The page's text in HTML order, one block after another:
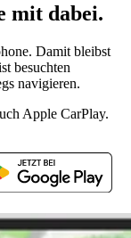
mit dabei.
Damit bleibst
besuchten
navigieren.
Apple CarPlay.